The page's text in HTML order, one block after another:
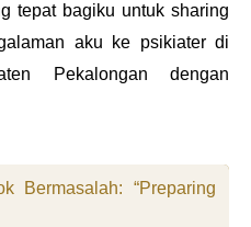
tepat bagiku untuk sharing
aku ke psikiater di
Pekalongan dengan
Bermasalah: “Preparing